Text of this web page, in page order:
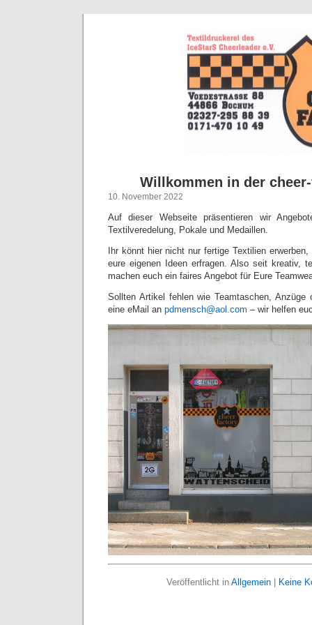
Willkommen in der
10. November 2022
Auf dieser Webseite präsentieren wir
Textilveredelung, Pokale und Medaillen.
Ihr könnt hier nicht nur fertige Textilien
eure eigenen Ideen erfragen. Also seit kreativ,
machen euch ein faires Angebot für Eure
Sollten Artikel fehlen wie Teamtaschen,
eine eMail an pdmensch@aol.com – wir helfen
Veröffentlicht in Allgemein| Keine